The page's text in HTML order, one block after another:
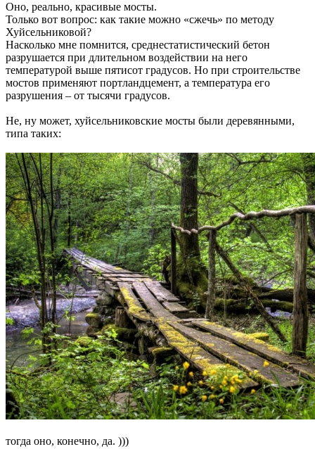
Оно, реально, красивые мосты.
Только вот вопрос: как такие можно «сжечь» по методу
Хуйсельниковой?
Насколько мне помнится, среднестатистический бетон
разрушается при длительном воздействии на него
температурой выше пятисот градусов. Но при строительстве
мостов применяют портландцемент, а температура его
разрушения – от тысячи градусов.
Не, ну может, хуйсельниковские мосты были деревянными,
типа таких:
тогда оно, конечно, да. )))